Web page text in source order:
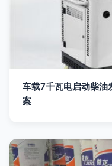
车载7千瓦电启动柴油
案